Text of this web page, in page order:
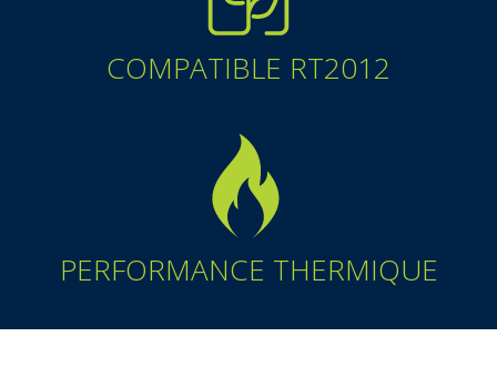
COMPATIBLE RT2012
PERFORMANCE THERMIQUE